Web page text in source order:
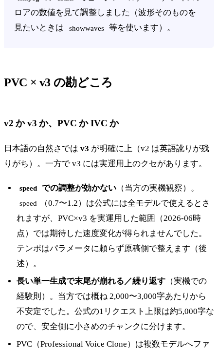
ロアの数値を見て調整しました（波形そのものを
見たいときは
showwaves 等を使います）。
PVC × v3 の勘どころ
v2 か v3 か、PVC か IVC か
日本語の自然さでは v3 が明確に上（v2 は英語訛りが残
りがち）。一方で v3 には実運用上のクセがあります。
speed での調整が効かない （当方の実機観察）。
speed
（0.7〜1.2）は公式には全モデルで使えるとさ
れますが、PVC×v3 を実運用した範囲（2026-06時
点）では期待した速度変化が得られませんでした。
テンポはパラメータに頼らず原稿側で整えます（後
述）。
長い単一生成で末尾が崩れる／繰り返す（実機での
経験則）。当方では概ね 2,000〜3,000字あたりから
不安定でした。公式の1リクエスト上限は約5,000字な
ので、安全側に小さめのチャンクに分けます。
PVC（Professional Voice Clone）は複数モデルへファ